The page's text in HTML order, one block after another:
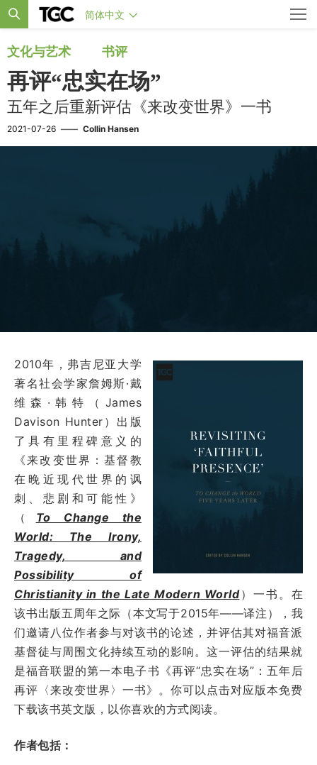
简体中文
文化与艺术 书评
再评“忠实在场”
五年之后重新评估《来改变世界》一书
2021-07-26 —— Collin Hansen
2010年，弗吉尼亚大学
著名社会学家詹姆斯·戴
维森·韩特（James
Davison Hunter）出版
了具有里程碑意义的
《来改变世界：基督教
在晚近现代世界的讽
刺、悲剧和可能性》
（ To Change the
World: The Irony,
Tragedy, and
Possibility of
Christianity in the Late Modern World）一书。在
该书出版五周年之际（本文写于2015年——译注），我
们邀请八位作者参与对该书的论述，并评估其对福音派
基督徒与周围文化持续互动的影响。这一评估的结果就
是福音联盟的第一本电子书《再评“忠实在场”：五年后
再评〈来改变世界〉一书》。你可以点击对应版本免费
下载该书英文版，以你喜欢的方式阅读。
作者包括：